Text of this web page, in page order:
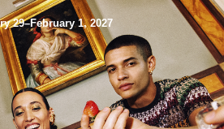
29–February 1, 2027